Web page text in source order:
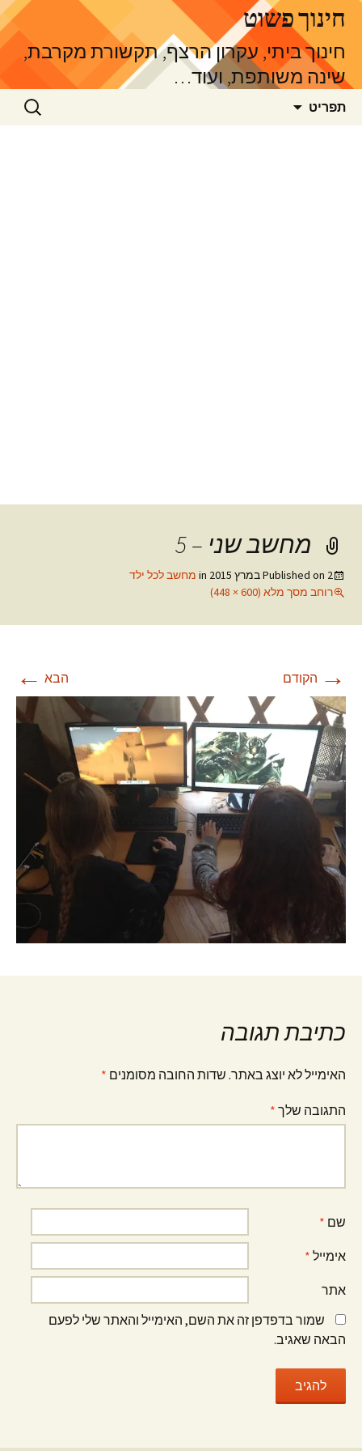
לדלג
לתוכןחינוך פשוט
חינוך ביתי, עקרון הרצף, תקשורת מקרבת,
שינה משותפת, ועוד…
תפריט חיפוש:
מחשב שני – 5
Published on 2 במרץ 2015
מחשב לכל ילד
רוחב מסך מלא (600 × 448)
→ הקודם הבא ←
כתיבת תגובה
האימייל לא יוצג באתר. שדות החובה מסומנים *
התגובה שלך *
שם *
אימייל *
אתר
שמור בדפדפן זה את השם, האימייל והאתר שלי לפעם
הבאה שאגיב.